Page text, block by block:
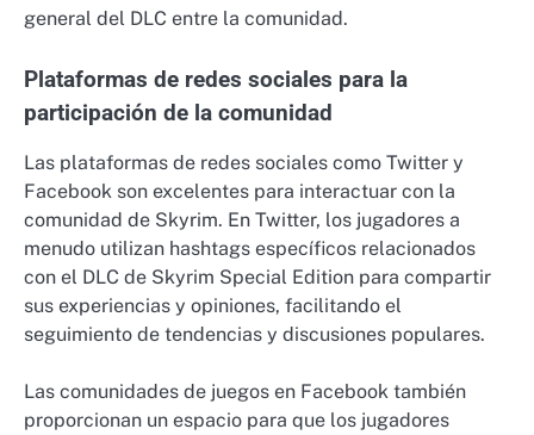
general del DLC entre la comunidad.
Plataformas de redes sociales para la
participación de la comunidad
Las plataformas de redes sociales como Twitter y
Facebook son excelentes para interactuar con la
comunidad de Skyrim. En Twitter, los jugadores a
menudo utilizan hashtags específicos relacionados
con el DLC de Skyrim Special Edition para compartir
sus experiencias y opiniones, facilitando el
seguimiento de tendencias y discusiones populares.
Las comunidades de juegos en Facebook también
proporcionan un espacio para que los jugadores